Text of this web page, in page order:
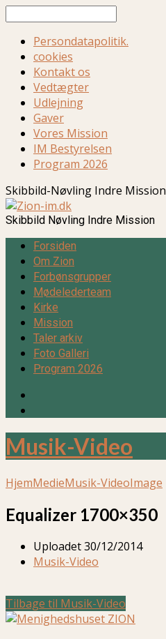
Persondatapolitik.
cookies
Kontakt os
Vedtægter
Udlejning
Gaver
Vores Mission
IM Bestyrelsen
Program 2026
Skibbild-Nøvling Indre Mission
Skibbild Nøvling Indre Mission
Forsiden
Om Zion
Forbønsgrupper
Mødelederteam
Kirke
Mission
Taler arkiv
Foto Galleri
Program 2026
Musik-Video
HjemMedieMusik-VideoImage
Equalizer 1700×350
Uploadet30/12/2014
Musik-Video
Tilbage til Musik-Video